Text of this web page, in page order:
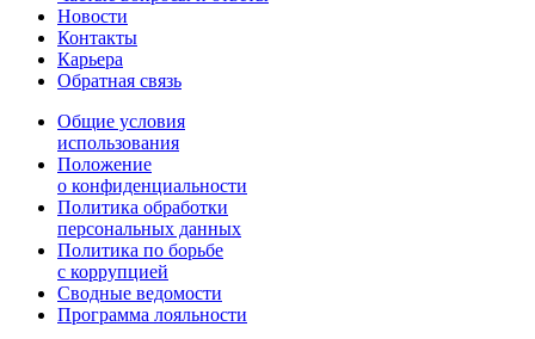
Новости
Контакты
Карьера
Обратная связь
Общие условия
использования
Положение
о конфиденциальности
Политика обработки
персональных данных
Политика по борьбе
с коррупцией
Сводные ведомости
Программа лояльности